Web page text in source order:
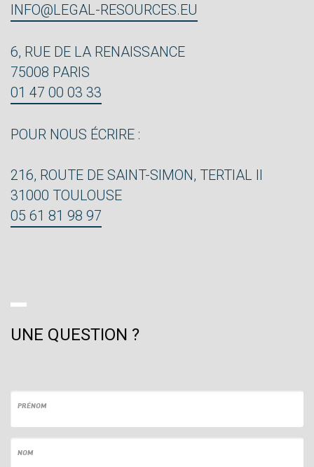
INFO@LEGAL-RESOURCES.EU
6, RUE DE LA RENAISSANCE
75008 PARIS
01 47 00 03 33
POUR NOUS ÉCRIRE :
216, ROUTE DE SAINT-SIMON, TERTIAL II
31000 TOULOUSE
05 61 81 98 97
UNE QUESTION ?
PRÉNOM
NOM